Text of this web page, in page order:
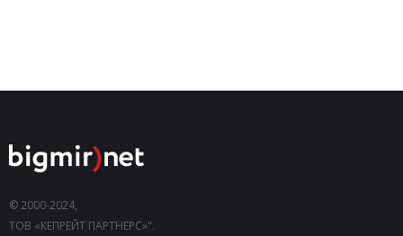
© 2000-2024,
ТОВ «КЕПРЕЙТ ПАРТНЕРС»".